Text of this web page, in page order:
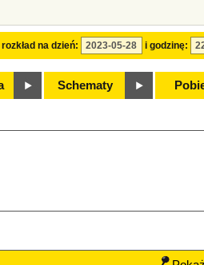
na dzień: i godzinę:
Schematy